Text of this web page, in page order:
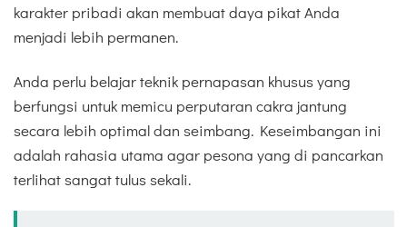
karakter pribadi akan membuat daya pikat Anda
menjadi lebih permanen.
Anda perlu belajar teknik pernapasan khusus yang
berfungsi untuk memicu perputaran cakra jantung
secara lebih optimal dan seimbang. Keseimbangan ini
adalah rahasia utama agar pesona yang di pancarkan
terlihat sangat tulus sekali.